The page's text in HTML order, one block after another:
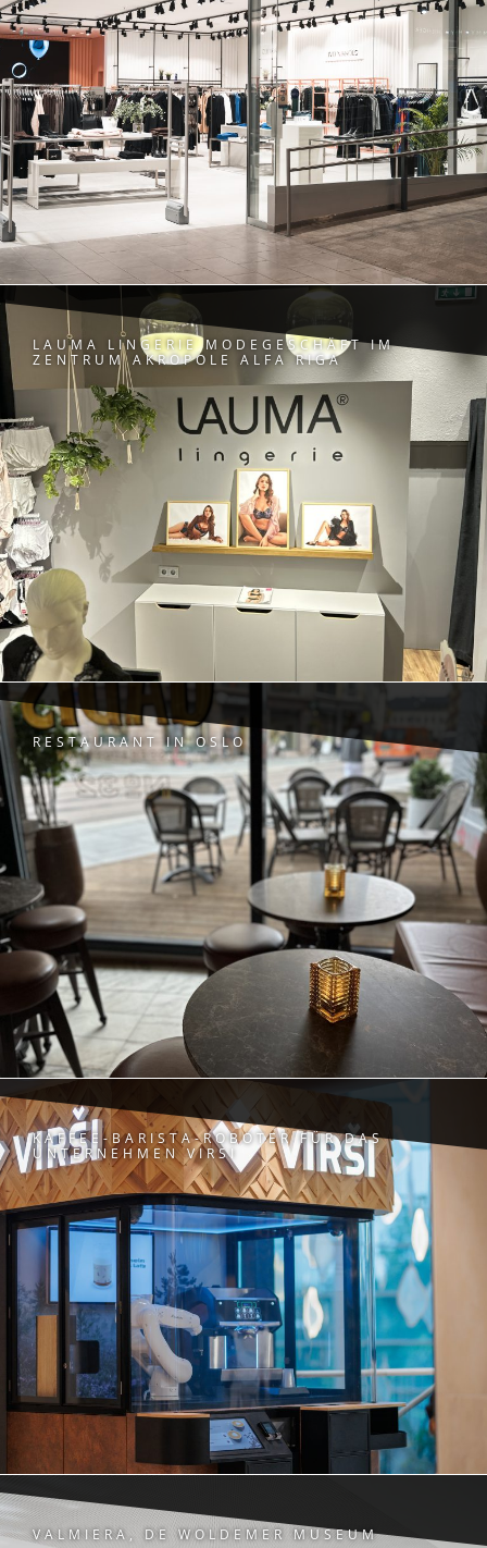
LAUMA LINGERIE MODEGESCHÄFT IM
ZENTRUM AKROPOLE ALFA RIGA
RESTAURANT IN OSLO
KAFFEE-BARISTA-ROBOTER FÜR DAS
UNTERNEHMEN VIRSI
VALMIERA, DE WOLDEMER MUSEUM